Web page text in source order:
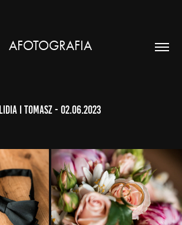
AFOTOGRAFIA
Lidia i Tomasz - 02.06.2023